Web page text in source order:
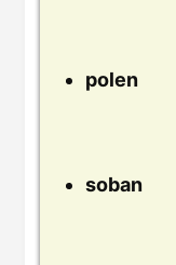
polen
soban